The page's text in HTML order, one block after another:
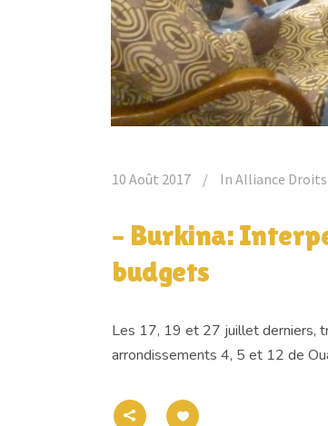
10 Août 2017 In Alliance
– Burkina:
budgets
Les 17, 19 et 27 juillet derniers,
arrondissements 4, 5 et 12 de